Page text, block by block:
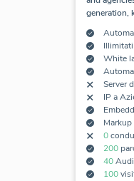
generation,
White
IP a
0
200
40
100